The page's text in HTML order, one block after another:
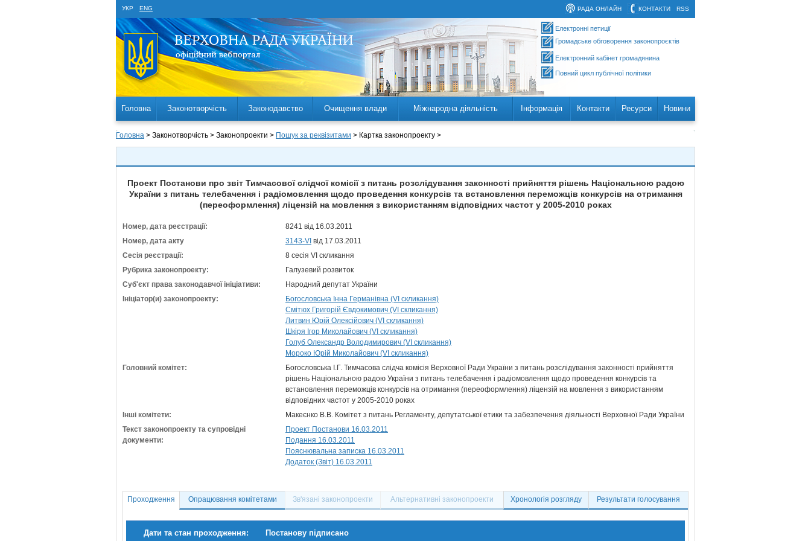
УКР ENG RSS
КОНТАКТИ
РАДА ОНЛАЙН
Електронні петиції
Громадське обговорення законопроєктів
Електронний кабінет громадянина
Повний цикл публічної політики
Головна Законотворчість Законодавство Очищення влади Міжнародна діяльність Інформація Контакти Ресурси Новини
Головна > Законотворчість > Законопроекти > Пошук за реквізитами > Картка законопроекту >
Проект Постанови про звіт Тимчасової слідчої комісії з питань розслідування законності прийняття рішень Національною радою
України з питань телебачення і радіомовлення щодо проведення конкурсів та встановлення переможців конкурсів на отримання
(переоформлення) ліцензій на мовлення з використанням відповідних частот у 2005-2010 роках
Номер, дата реєстрації:
8241 від 16.03.2011
Номер, дата акту
3143-VI від 17.03.2011
Сесія реєстрації:
8 сесія VI скликання
Рубрика законопроекту:
Галузевий розвиток
Суб'єкт права законодавчої ініціативи:
Народний депутат України
Ініціатор(и) законопроекту:
Богословська Інна Германівна (VI скликання)
Смітюх Григорій Євдокимович (VI скликання)
Литвин Юрій Олексійович (VI скликання)
Шкіря Ігор Миколайович (VI скликання)
Голуб Олександр Володимирович (VI скликання)
Мороко Юрій Миколайович (VI скликання)
Головний комітет:
Богословська І.Г. Тимчасова слідча комісія Верховної Ради України з питань розслідування законності прийняття
рішень Національною радою України з питань телебачення і радіомовлення щодо проведення конкурсів та
встановлення переможців конкурсів на отримання (переоформлення) ліцензій на мовлення з використанням
відповідних частот у 2005-2010 роках
Інші комітети:
Макеєнко В.В. Комітет з питань Регламенту, депутатської етики та забезпечення діяльності Верховної Ради України
Текст законопроекту та супровідні
документи:
Проект Постанови 16.03.2011
Подання 16.03.2011
Пояснювальна записка 16.03.2011
Додаток (Звіт) 16.03.2011
Проходження Опрацювання комітетами Зв'язані законопроекти Альтернативні законопроекти Хронологія розгляду Результати голосування
Дати та стан проходження: Постанову підписано